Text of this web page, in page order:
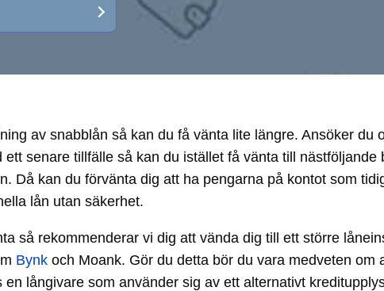
av snabblån så kan du få vänta lite längre. Ansöker du
senare tillfälle så kan du istället få vänta till
Då kan du förvänta dig att ha pengarna på kontot som
lån utan säkerhet.
så rekommenderar vi dig att vända dig till ett större
Bynkoch Moank. Gör du detta bör du vara medveten om
långivare som använder sig av ett alternativt